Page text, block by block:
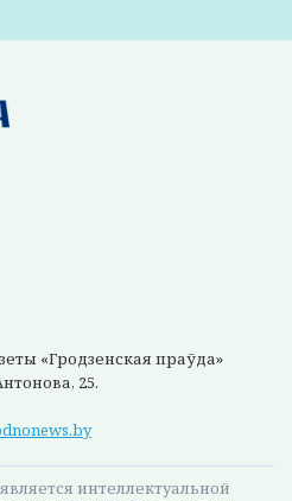
чемпион мира по
из Волковыска. Вот
что особых
шашках на взрослом
потому все надежды
нынешним юным
присуще огромное
Анисько.
бы на его месте просто